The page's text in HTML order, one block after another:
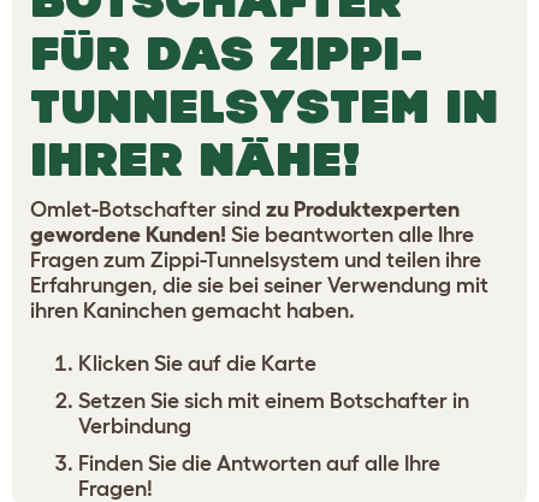
FÜR DAS ZIPPI-
TUNNELSYSTEM IN
IHRER NÄHE!
Omlet-Botschafter sind zu Produktexperten
gewordene Kunden! Sie beantworten alle Ihre
Fragen zum Zippi-Tunnelsystem und teilen ihre
Erfahrungen, die sie bei seiner Verwendung mit
ihren Kaninchen gemacht haben.
Klicken Sie auf die Karte
Setzen Sie sich mit einem Botschafter in
Verbindung
Finden Sie die Antworten auf alle Ihre
Fragen!